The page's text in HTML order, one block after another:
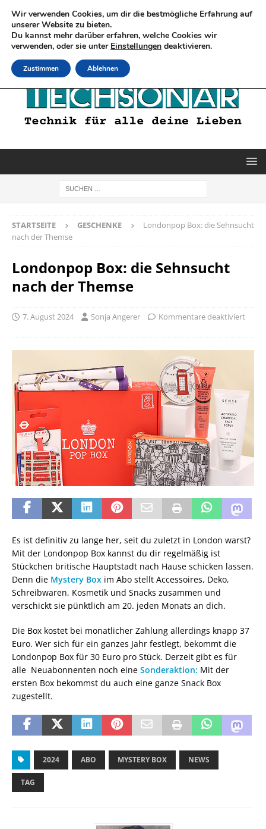
STARTSEITE GESCHENKE
Londonpop Box: die Sehnsucht
nach der Themse
Londonpop Box: die Sehnsucht
nach der Themse
7. August 2024 Sonja Angerer Kommentare deaktiviert
Es ist definitiv zu lange her, seit du zuletzt in London warst?
Mit der Londonpop Box kannst du dir regelmäßig ist
Stückchen britische Hauptstadt nach Hause schicken lassen.
Denn die Mystery Box im Abo stellt Accessoires, Deko,
Schreibwaren, Kosmetik und Snacks zusammen und
verschickt sie pünktlich am 20. jeden Monats an dich.
Die Box kostet bei monatlicher Zahlung allerdings knapp 37
Euro. Wer sich für ein ganzes Jahr festlegt, bekommt die
Londonpop Box für 30 Euro pro Stück. Derzeit gibt es für
alle Neuabonnenten noch eine Sonderaktion: Mit der
ersten Box bekommst du auch eine ganze Snack Box
zugestellt.
2024 ABO MYSTERY BOX NEWS
TAG
Wir verwenden Cookies, um dir die bestmögliche Erfahrung auf
unserer Website zu bieten.
Du kannst mehr darüber erfahren, welche Cookies wir
verwenden, oder sie unter Einstellungen deaktivieren.
Zustimmen Ablehnen